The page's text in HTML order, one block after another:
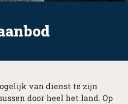
van dienst te zijn
door heel het land. Op